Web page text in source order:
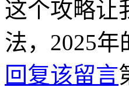
这个攻略让
法，2025
回复该留言